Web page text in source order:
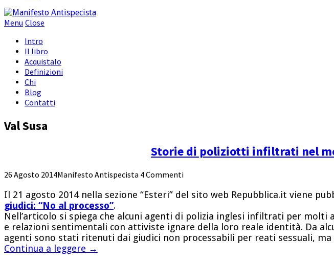
Menu Close
Intro
Il libro
Acquistalo
Definizioni
Chi
Blog
Contatti
Val Susa
Storie di poliziotti infiltrati nel
26 Agosto 2014Manifesto Antispecista 4 Commenti
Il 21 agosto 2014 nella sezione “Esteri” del sito web Repubblica.it viene
giudici: “No al processo”.
Nell’articolo si spiega che alcuni agenti di polizia inglesi infiltrati per
e relazioni sentimentali con attiviste ignare della loro reale identità. Da
agenti sono stati ritenuti dai giudici non processabili per reati sessuali,
Continua a leggere →